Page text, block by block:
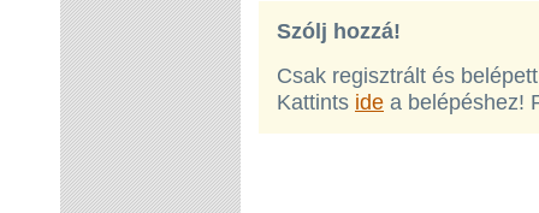
Szólj hozzá!
Csak regisztrált és
Kattints ide a belépéshez!